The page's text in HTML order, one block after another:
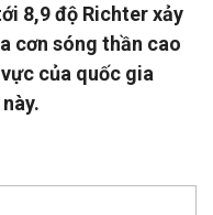
8,9 độ Richter xảy
cơn sóng thần cao
của quốc gia